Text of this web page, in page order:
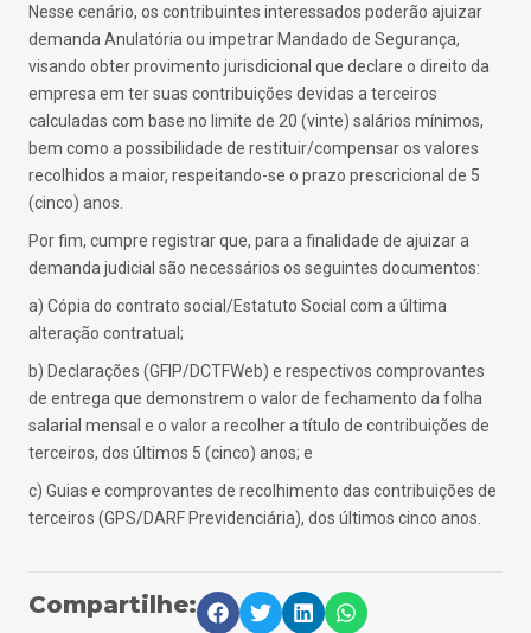
Nesse cenário, os contribuintes interessados poderão ajuizar
demanda Anulatória ou impetrar Mandado de Segurança,
visando obter provimento jurisdicional que declare o direito da
empresa em ter suas contribuições devidas a terceiros
calculadas com base no limite de 20 (vinte) salários mínimos,
bem como a possibilidade de restituir/compensar os valores
recolhidos a maior, respeitando-se o prazo prescricional de 5
(cinco) anos.
Por fim, cumpre registrar que, para a finalidade de ajuizar a
demanda judicial são necessários os seguintes documentos:
a) Cópia do contrato social/Estatuto Social com a última
alteração contratual;
b) Declarações (GFIP/DCTFWeb) e respectivos comprovantes
de entrega que demonstrem o valor de fechamento da folha
salarial mensal e o valor a recolher a título de contribuições de
terceiros, dos últimos 5 (cinco) anos; e
c) Guias e comprovantes de recolhimento das contribuições de
terceiros (GPS/DARF Previdenciária), dos últimos cinco anos.
Compartilhe: